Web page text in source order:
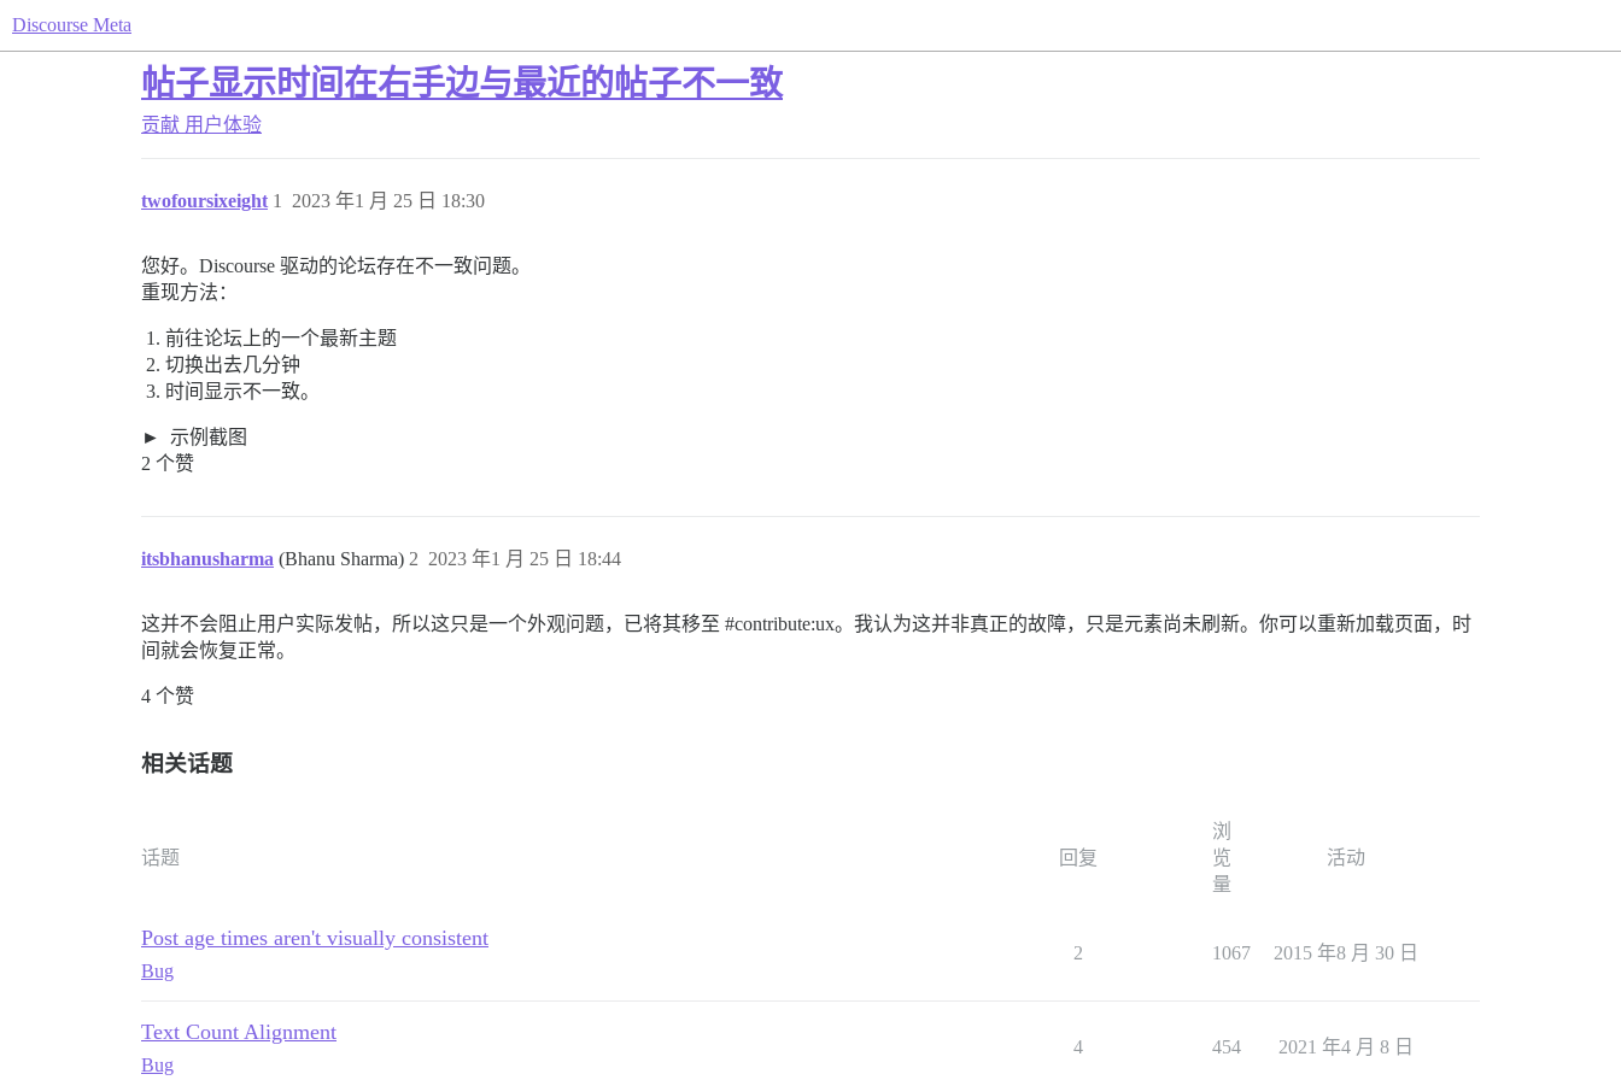
Discourse Meta
帖子显示时间在右手边与最近的帖子不一致
贡献 用户体验
twofoursixeight 2023 年1 月 25 日 18:30
1
您好。Discourse 驱动的论坛存在不一致问题。
重现方法：
前往论坛上的一个最新主题
切换出去几分钟
时间显示不一致。
示例截图
2 个赞
itsbhanusharma (Bhanu Sharma) 2023 年1 月 25 日 18:44
2
这并不会阻止用户实际发帖，所以这只是一个外观问题，已将其移至 #contribute:ux。我认为这并非真正的故障，只是元素尚未刷新。你可以重新加载页面，时
间就会恢复正常。
4 个赞
相关话题
话题 回复
浏
览
量
活动
Post age times aren't visually consistent
Bug
2 1067 2015 年8 月 30 日
Text Count Alignment
Bug
4 454 2021 年4 月 8 日